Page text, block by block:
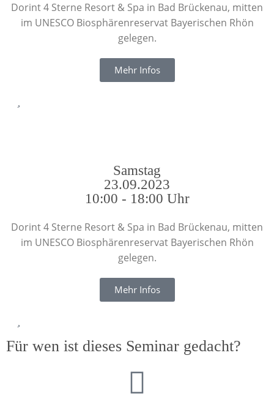
Dorint 4 Sterne Resort & Spa in Bad Brückenau, mitten
im UNESCO Biosphärenreservat Bayerischen Rhön
gelegen.
Mehr Infos
Samstag
23.09.2023
10:00 - 18:00 Uhr
Dorint 4 Sterne Resort & Spa in Bad Brückenau, mitten
im UNESCO Biosphärenreservat Bayerischen Rhön
gelegen.
Mehr Infos
Für wen ist dieses Seminar gedacht?